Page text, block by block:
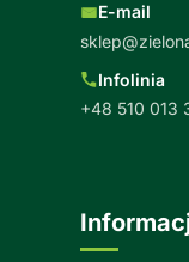
E-mail
Infolinia
+48 510 013